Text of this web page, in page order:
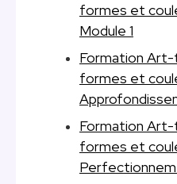
formes et
Module 1
Formation
formes et
Formation
formes et